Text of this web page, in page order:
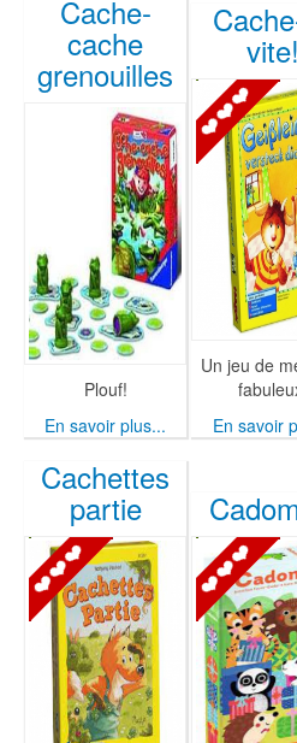
Cache-
cache
grenouilles
Plouf!
En savoir plus...
vite!
Un jeu de
En savoir
Cachettes
partie